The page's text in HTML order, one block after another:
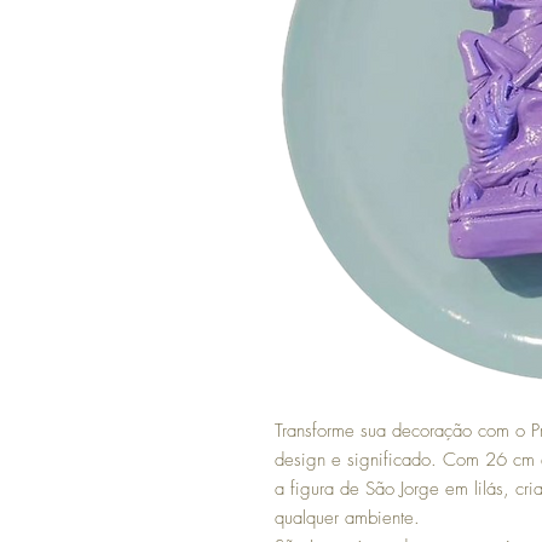
Transforme sua decoração com o
design e significado. Com 26 cm
a figura de São Jorge em lilás,
qualquer ambiente.